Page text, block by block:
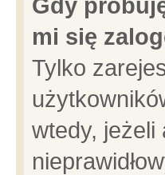
mi się
Tylko
wtedy, jeżeli